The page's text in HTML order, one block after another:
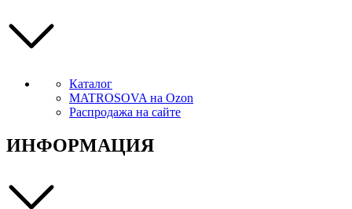
Каталог
MATROSOVA на Ozon
Распродажа на сайте
ИНФОРМАЦИЯ